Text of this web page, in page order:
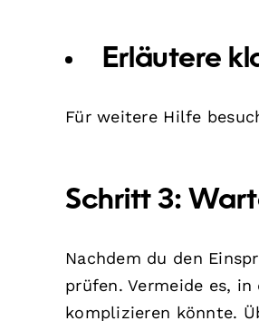
Erläutere
Für weitere Hilfe
Schritt 3:
Nachdem du den
prüfen. Vermeide es,
komplizieren könnte.